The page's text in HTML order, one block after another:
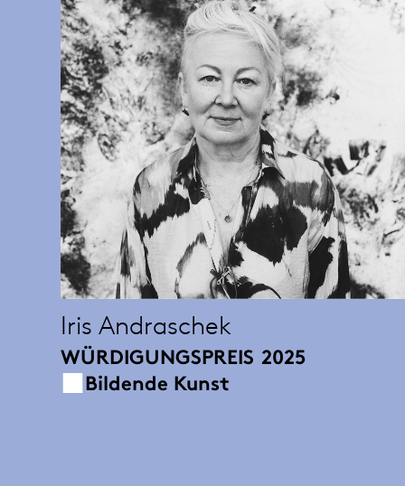
Iris Andraschek
WÜRDIGUNGSPREIS 2025
Bildende Kunst